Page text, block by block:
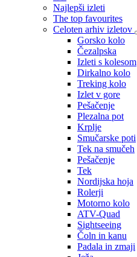
Najlepši izleti
The top favourites
Celoten arhiv izletov
Gorsko kolo
Čezalpska
Izleti s kolesom
Dirkalno kolo
Treking kolo
Izlet v gore
Pešačenje
Plezalna pot
Krplje
Smučarske poti
Tek na smučeh
Pešačenje
Tek
Nordijska hoja
Rolerji
Motorno kolo
ATV-Quad
Sightseeing
Čoln in kanu
Padala in zmaji